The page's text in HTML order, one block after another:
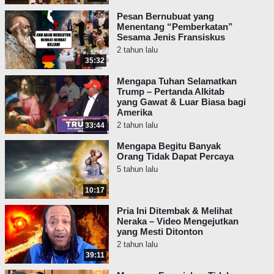
- “Barang siapa percaya akan
Putra, ia beroleh hidup yang
kekal: dan barang siapa tidak
percaya akan Putra, ia tidak akan
melihat hidup, namun murka
Allah tetap ada di atasnya.”
Coba anda perhatikan pada terjemahan
umum ini: kata “percaya” didapati pada
kedua bagian ayat tersebut: Barang siapa
percaya akan Putra, ia beroleh hidup yang
kekal: tetapi barang siapa tidak percaya
akan Putra (atau menolak Putra), ia tidak
akan melihat hidup, namun murka Allah
tetap ada di atasnya. Tetapi terjemahan itu
tidak benar. Dalam bahasa Yunani
orisinalnya, ada dua kata yang digunakan.
Pesan Alkitab dan Yohanes 3 yang
sebenarnya terungkap kalau kata-kata itu
diterjemahkan dengan tepat.
35:32
Pesan Bernubuat yang
Menentang “Pemberkatan”
Sesama Jenis Fransiskus
2 tahun lalu
33:44
Mengapa Tuhan Selamatkan
Trump – Pertanda Alkitab
yang Gawat & Luar Biasa bagi
Amerika
2 tahun lalu
10:17
Mengapa Begitu Banyak
Orang Tidak Dapat Percaya
5 tahun lalu
39:11
Pria Ini Ditembak & Melihat
Neraka – Video Mengejutkan
yang Mesti Ditonton
2 tahun lalu